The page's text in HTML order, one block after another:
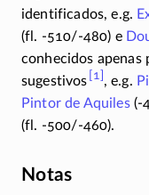
identificados, e.g.
(fl. -510/-480) e
conhecidos apenas
sugestivos [1] , e.g.
Pintor de Aquiles (-
(fl. -500/-460).
Notas